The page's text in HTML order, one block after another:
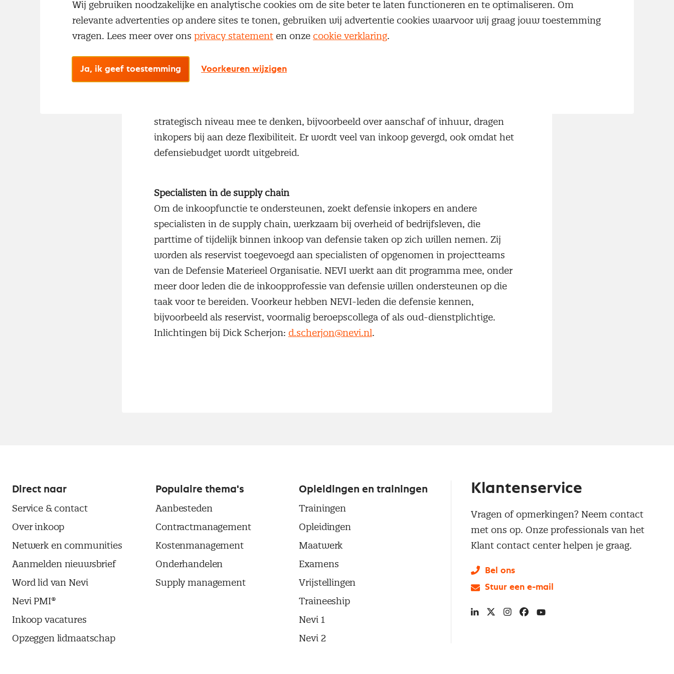
Begin 2017 heeft de Minister van Defensie de ‘Adaptieve Krijgsmacht’
aangekondigd. Dat is een flexibeler krijgsmacht die snel kan inspelen op
toekomstige, vaak nu nog onbekende, taken. Kern is dat mensen en middelen
strategisch niveau mee te denken, bijvoorbeeld over aanschaf of inhuur, dragen
inkopers bij aan deze flexibiliteit. Er wordt veel van inkoop gevergd, ook omdat het
defensiebudget wordt uitgebreid.
Specialisten in de supply chain
Om de inkoopfunctie te ondersteunen, zoekt defensie inkopers en andere
specialisten in de supply chain, werkzaam bij overheid of bedrijfsleven, die
parttime of tijdelijk binnen inkoop van defensie taken op zich willen nemen. Zij
worden als reservist toegevoegd aan specialisten of opgenomen in projectteams
van de Defensie Materieel Organisatie. NEVI werkt aan dit programma mee, onder
meer door leden die de inkoopprofessie van defensie willen ondersteunen op die
taak voor te bereiden. Voorkeur hebben NEVI-leden die defensie kennen,
bijvoorbeeld als reservist, voormalig beroepscollega of als oud-dienstplichtige.
Inlichtingen bij Dick Scherjon: d.scherjon@nevi.nl.
Direct naar
Service & contact
Over inkoop
Netwerk en communities
Aanmelden nieuwsbrief
Word lid van Nevi
Nevi PMI®
Inkoop vacatures
Opzeggen lidmaatschap
Populaire thema's
Aanbesteden
Contractmanagement
Kostenmanagement
Onderhandelen
Supply management
Opleidingen en trainingen
Trainingen
Opleidingen
Maatwerk
Examens
Vrijstellingen
Traineeship
Nevi 1
Nevi 2
Klantenservice
Vragen of opmerkingen? Neem contact
met ons op. Onze professionals van het
Klant contact center helpen je graag.
Bel ons
Stuur een e-mail
LinkedIn
X Instagram
Facebook
YouTube
Wij gebruiken noodzakelijke en analytische cookies om de site beter te laten functioneren en te optimaliseren. Om
relevante advertenties op andere sites te tonen, gebruiken wij advertentie cookies waarvoor wij graag jouw toestemming
vragen. Lees meer over ons privacy statement en onze cookie verklaring.
Ja, ik geef toestemming Voorkeuren wijzigen